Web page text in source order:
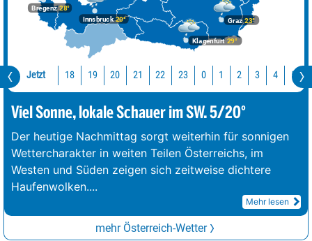
Bregenz28°
Graz23°
Innsbruck20°
Klagenfurt 29°
Jetzt 18 19 20 21 22 23 0 1 2 3 4 5
Viel Sonne, lokale Schauer im SW. 5/20°
Der heutige Nachmittag sorgt weiterhin für sonnigen
Wettercharakter in weiten Teilen Österreichs, im
Westen und Süden zeigen sich zeitweise dichtere
Haufenwolken....
Mehr lesen
mehr Österreich-Wetter